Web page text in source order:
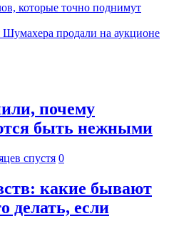
которые точно поднимут
продали на аукционе
почему
быть нежными
спустя 0
какие бывают
делать, если